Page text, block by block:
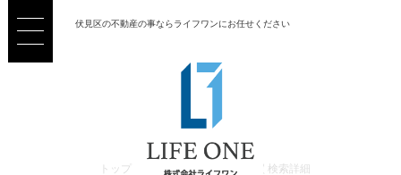
伏見区の不動産の事ならライフワンにお任せください
トップ 売買 検索一覧 売買 検索詳細